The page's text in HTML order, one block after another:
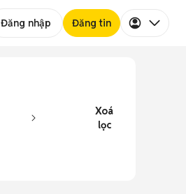
Đăng nhập Đăng tin
Xoá
lọc